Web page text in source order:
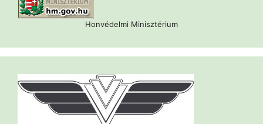
Honvédelmi Minisztérium